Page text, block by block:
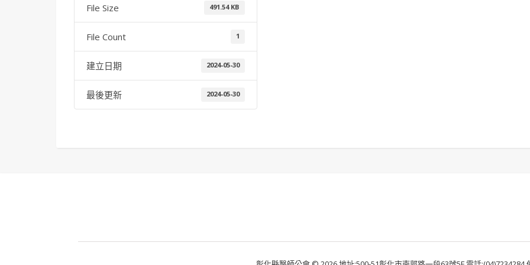
File Size 491.54 KB
File Count 1
建立日期 2024-05-30
最後更新 2024-05-30